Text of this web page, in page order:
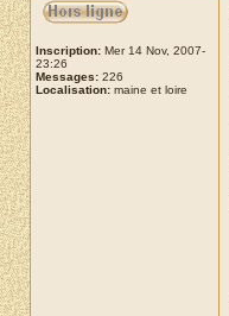
Inscription: Mer 14 Nov, 2007-
23:26
Messages: 226
Localisation: maine et loire